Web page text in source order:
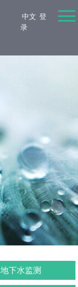
中文 登
录
地下水监测